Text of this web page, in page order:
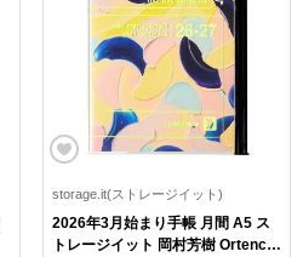
storage.it(ストレージイット)
2026年3月始まり手帳 月間 A5 ス
トレージイット 岡村芳樹 Ortencia